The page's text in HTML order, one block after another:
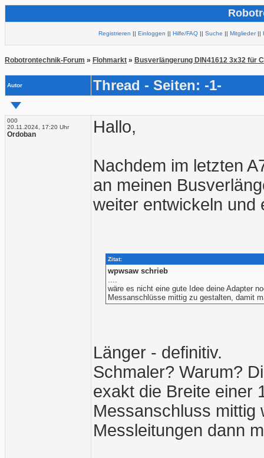
Registrieren || Einloggen || Hilfe/FAQ || Suche || Mitglieder||
Robotrontechnik-Forum » Flohmarkt » Busverlängerung DIN41612 3x32 für
Autor Thread - Seiten: -1-
000
20.11.2024, 17:20 Uhr
Ordoban Hallo,
Nachdem im letzten
an meinen
weiter entwickeln und
Zitat:
wpwsaw schrieb
....
wäre es nicht eine gute Idee deine Adapter
Messanschlüsse mittig zu gestalten, damit
Länger - definitiv.
Schmaler? Warum?
exakt die Breite einer
Messanschluss mittig
Messleitungen dann